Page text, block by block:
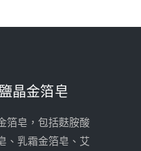
晶金箔皂
箔皂，包括麩胺酸
、乳霜金箔皂、艾